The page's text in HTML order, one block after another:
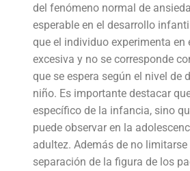
del fenómeno normal de
esperable en el desarrollo
que el individuo experimenta en
excesiva y no se corresponde
que se espera según el nivel de
niño. Es importante destacar
específico de la infancia, sino
puede observar en la
adultez. Además de no
separación de la figura de los